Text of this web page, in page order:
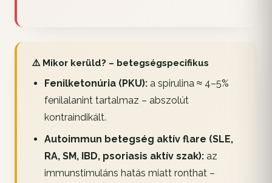
⚠️ Mikor kerüld? – betegségspecifikus
Fenilketonúria (PKU):a spirulina ≈ 4–5%
fenilalanint tartalmaz – abszolút
kontraindikált.
Autoimmun betegség aktív flare (SLE,
RA, SM, IBD, psoriasis aktív szak):az
immunstimuláns hatás miatt ronthat –